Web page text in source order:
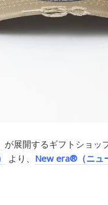
が展開するギフトショッ
より、 New era®（ニュ